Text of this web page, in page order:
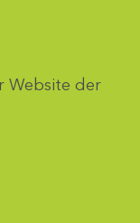
Website der